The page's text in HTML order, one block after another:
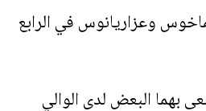
وعزاريانوس في الرابع
بهما البعض لدى الوالي